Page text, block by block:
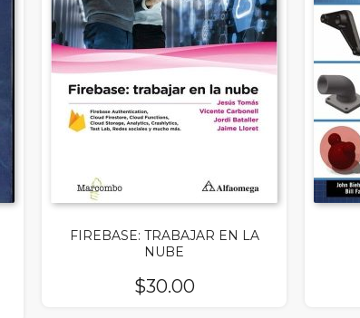
FIREBASE: TRABAJAR EN LA
NUBE
$30.00